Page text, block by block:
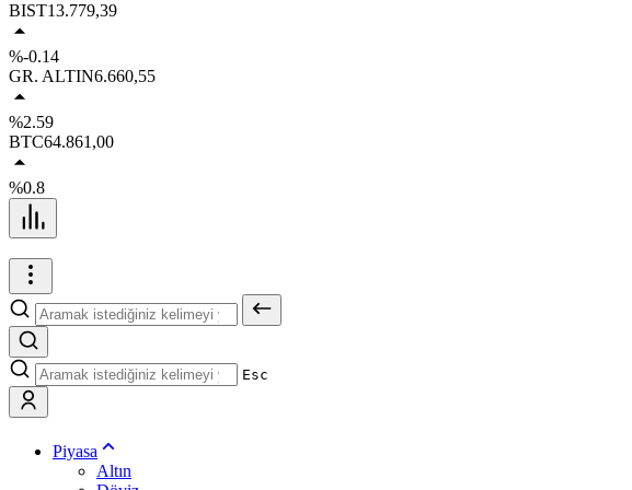
BIST13.779,39
%-0.14
GR. ALTIN6.660,55
%2.59
BTC64.861,00
%0.8
Esc
Piyasa
Altın